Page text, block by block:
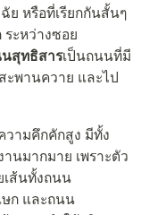
ย หรือที่เรียกกันสั้นๆ
ะหว่างซอย
สุทธิสารเป็นถนนที่มี
พานควาย และไป
ามคึกคักสูง มีทั้ง
นมากมาย เพราะตัว
เส้นทั้งถนน
ก และถนน